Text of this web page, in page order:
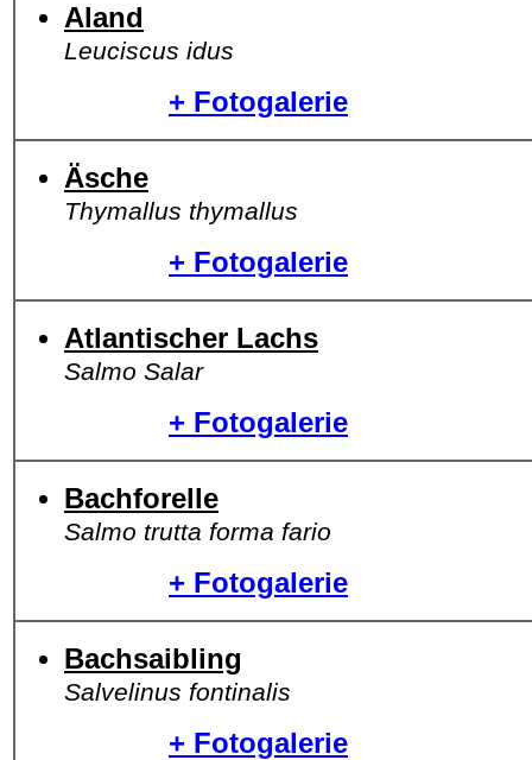
Aland
Leuciscus idus
+ Fotogalerie
Äsche
Thymallus thymallus
+ Fotogalerie
Atlantischer Lachs
Salmo Salar
+ Fotogalerie
Bachforelle
Salmo trutta forma fario
+ Fotogalerie
Bachsaibling
Salvelinus fontinalis
+ Fotogalerie